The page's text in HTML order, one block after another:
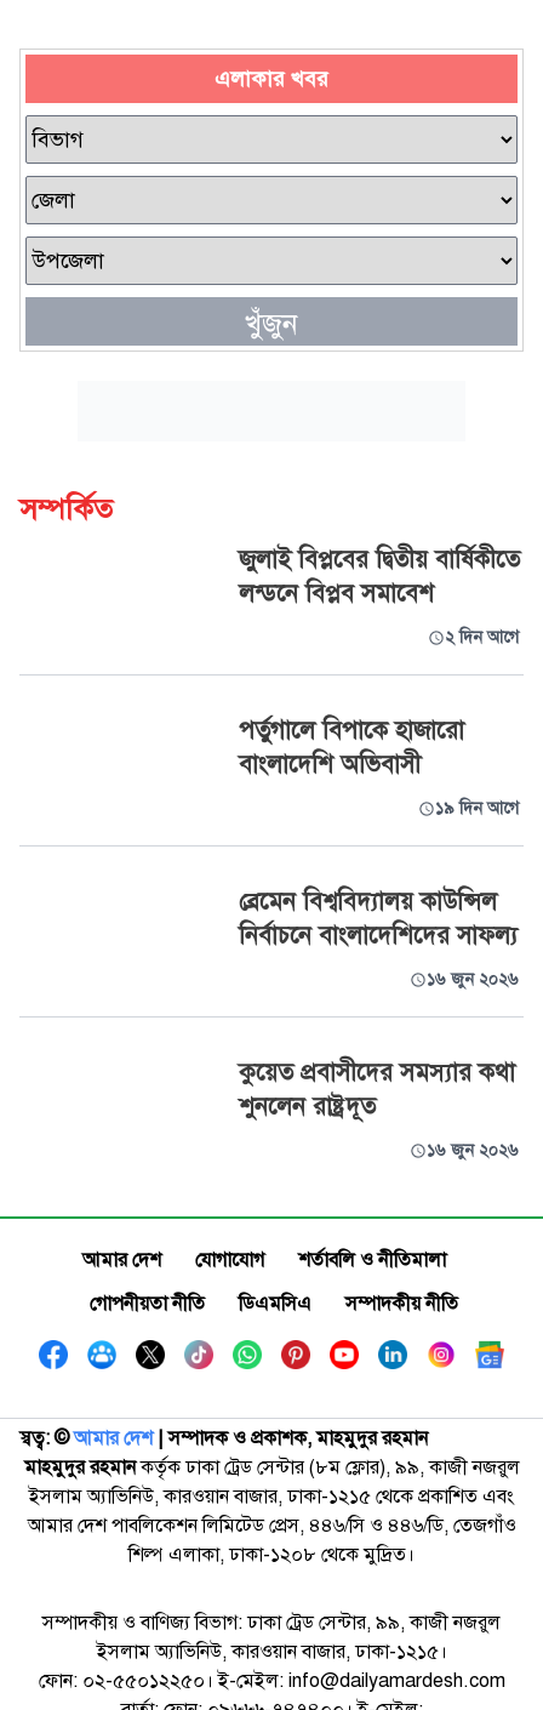
এলাকার খবর
খুঁজুন
সম্পর্কিত
জুলাই বিপ্লবের দ্বিতীয় বার্ষিকীতে
লন্ডনে বিপ্লব সমাবেশ
২ দিন আগে
পর্তুগালে বিপাকে হাজারো
বাংলাদেশি অভিবাসী
১৯ দিন আগে
ব্রেমেন বিশ্ববিদ্যালয় কাউন্সিল
নির্বাচনে বাংলাদেশিদের সাফল্য
১৬ জুন ২০২৬
কুয়েত প্রবাসীদের সমস্যার কথা
শুনলেন রাষ্ট্রদূত
১৬ জুন ২০২৬
আমার দেশ যোগাযোগ
শর্তাবলি ও নীতিমালা
গোপনীয়তা নীতি
ডিএমসিএ সম্পাদকীয় নীতি
স্বত্ব: ©️আমার দেশ| সম্পাদক ও প্রকাশক, মাহমুদুর রহমান
মাহমুদুর রহমানকর্তৃক ঢাকা ট্রেড সেন্টার (৮ম ফ্লোর), ৯৯, কাজী নজরুল
ইসলাম অ্যাভিনিউ, কারওয়ান বাজার, ঢাকা-১২১৫ থেকে প্রকাশিত এবং
আমার দেশ পাবলিকেশন লিমিটেড প্রেস, ৪৪৬/সি ও ৪৪৬/ডি, তেজগাঁও
শিল্প এলাকা, ঢাকা-১২০৮ থেকে মুদ্রিত।
সম্পাদকীয় ও বাণিজ্য বিভাগ: ঢাকা ট্রেড সেন্টার, ৯৯, কাজী নজরুল
ইসলাম অ্যাভিনিউ, কারওয়ান বাজার, ঢাকা-১২১৫।
ফোন: ০২-৫৫০১২২৫০। ই-মেইল: info@dailyamardesh.com